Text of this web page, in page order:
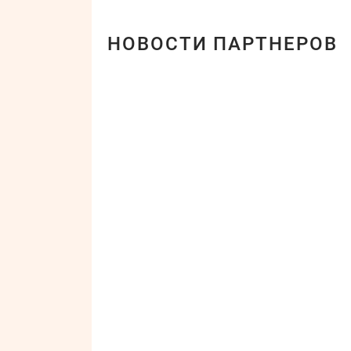
НОВОСТИ ПАРТНЕРОВ